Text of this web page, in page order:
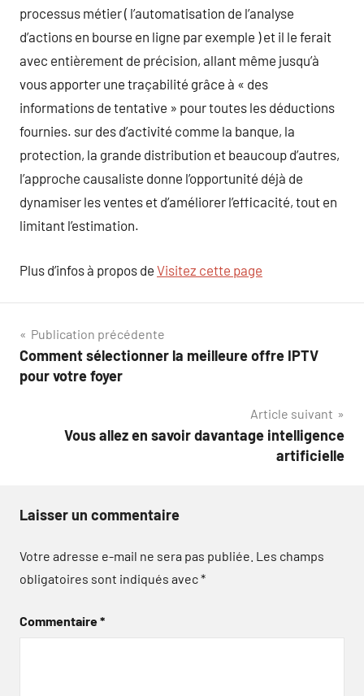
processus métier ( l’automatisation de l’analyse
d’actions en bourse en ligne par exemple ) et il le ferait
avec entièrement de précision, allant même jusqu’à
vous apporter une traçabilité grâce à « des
informations de tentative » pour toutes les déductions
fournies. sur des d’activité comme la banque, la
protection, la grande distribution et beaucoup d’autres,
l’approche causaliste donne l’opportunité déjà de
dynamiser les ventes et d’améliorer l’efficacité, tout en
limitant l’estimation.
Plus d’infos à propos de Visitez cette page
Navigation
de
Publication précédente
Comment sélectionner la meilleure offre IPTV
pour votre foyer
Article suivant
Vous allez en savoir davantage intelligence
artificielle
Laisser un commentaire
Votre adresse e-mail ne sera pas publiée. Les champs
obligatoires sont indiqués avec*
Commentaire*